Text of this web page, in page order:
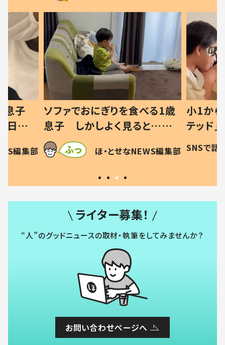
息子
記に
編集部
ソファでおにぎりを食べる1歳
息子 しかしよく見ると…母
「！？」すべてを察した母の投稿
に「可愛いから許す！」「現行
ほ・とせなNEWS編集部
小1から
テッド
食”を
和の親
SNSで話
ライター募集！
“人”のグッドニュースの取材・執筆をしてみませんか？
お問い合わせページへ